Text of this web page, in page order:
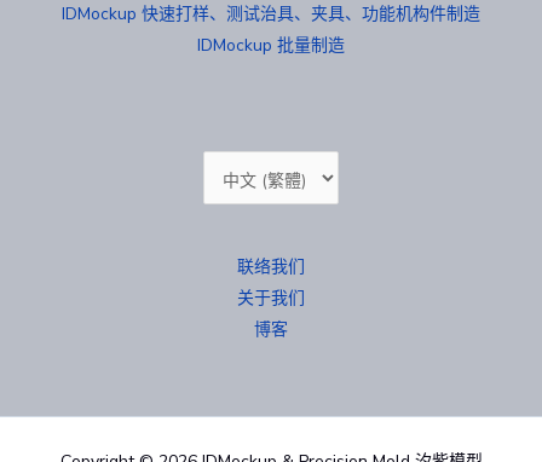
IDMockup 快速打样、测试治具、夹具、功能机构件制造
IDMockup 批量制造
择
联络我们
关于我们
博客